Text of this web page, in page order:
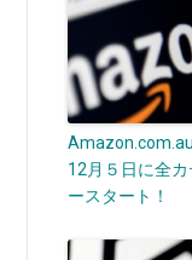
12月５日に全カ
ースタート！